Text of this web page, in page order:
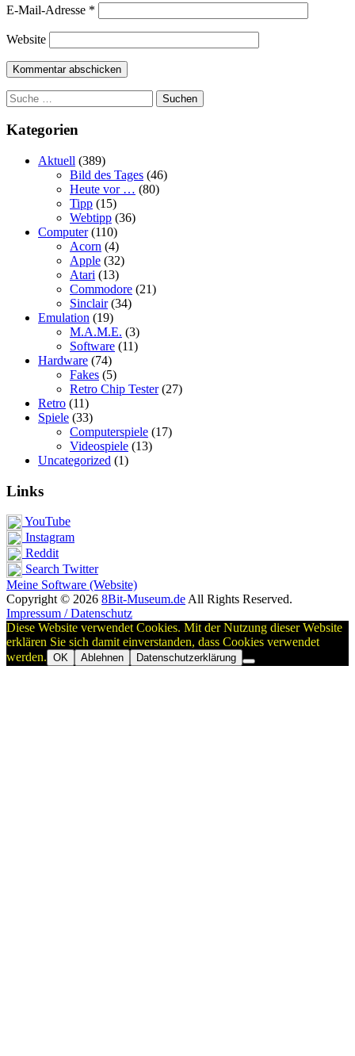
E-Mail-Adresse *
Website
Suchen
Kategorien
Aktuell (389)
Bild des Tages (46)
Heute vor … (80)
Tipp (15)
Webtipp (36)
Computer(110)
Acorn (4)
Apple (32)
Atari (13)
Commodore (21)
Sinclair(34)
Emulation (19)
M.A.M.E. (3)
Software (11)
Hardware (74)
Fakes (5)
Retro Chip Tester(27)
Retro (11)
Spiele (33)
Computerspiele (17)
Videospiele (13)
Uncategorized (1)
Links
YouTube
Instagram
Reddit
Search Twitter
Meine Software (Website)
Copyright © 2026 8Bit-Museum.deAll Rights Reserved.
Impressum / Datenschutz
Diese Website verwendet Cookies. Mit der Nutzung dieser Website
erklären Sie sich damit einverstanden, dass Cookies verwendet
werden. OK Ablehnen Datenschutzerklärung